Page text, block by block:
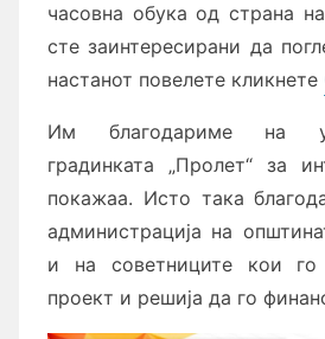
часовна обука од страна
сте заинтересирани да
настанот повелете кликнете
Им благодариме на
градинката „Пролет“ за
покажаа. Исто така
администрација на
и на советниците кои го
проект и решија да го